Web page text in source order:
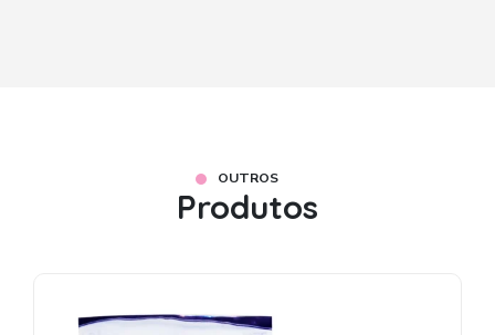
OUTROS
Produtos